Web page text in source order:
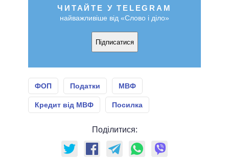
ЧИТАЙТЕ У TELEGRAM
найважливіше від «Слово і діло»
Підписатися
ФОП Податки МВФ
Кредит від МВФ Посилка
Поділитися: